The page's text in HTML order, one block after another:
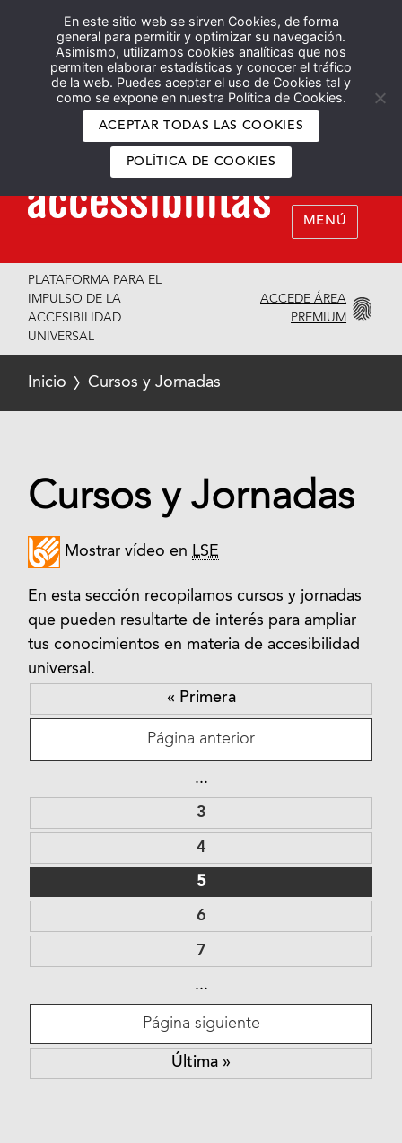
En este sitio web se sirven Cookies, de forma
general para permitir y optimizar su navegación.
Asimismo, utilizamos cookies analíticas que nos
permiten elaborar estadísticas y conocer el tráfico
de la web. Puedes aceptar el uso de Cookies tal y
como se expone en nuestra Política de Cookies.
ACEPTAR TODAS LAS COOKIES
POLÍTICA DE COOKIES
Español English
MENÚ
PLATAFORMA PARA EL
IMPULSO DE LA
ACCESIBILIDAD
UNIVERSAL
ACCEDE ÁREA
PREMIUM
Inicio Cursos y Jornadas
Cursos y Jornadas
Mostrar vídeo en LSE
En esta sección recopilamos cursos y jornadas
que pueden resultarte de interés para ampliar
tus conocimientos en materia de accesibilidad
universal.
« Primera
Página anterior
...
3
4
5
6
7
...
Página siguiente
Última »